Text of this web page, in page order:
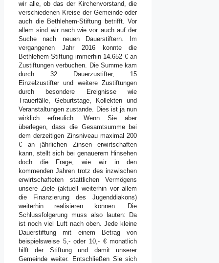
wir alle, ob das der Kirchenvorstand, die
verschiedenen Kreise der Gemeinde oder
auch die Bethlehem-Stiftung betrifft. Vor
allem sind wir nach wie vor auch auf der
Suche nach neuen Dauerstiftern. Im
vergangenen Jahr 2016 konnte die
Bethlehem-Stiftung immerhin 14.652 € an
Zustiftungen verbuchen. Die Summe kam
durch 32 Dauerzustifter, 15
Einzelzustifter und weitere Zustiftungen
durch besondere Ereignisse wie
Trauerfälle, Geburtstage, Kollekten und
Veranstaltungen zustande. Dies ist ja nun
wirklich erfreulich. Wenn Sie aber
überlegen, dass die Gesamtsumme bei
dem derzeitigen Zinsniveau maximal 200
€ an jährlichen Zinsen erwirtschaften
kann, stellt sich bei genauerem Hinsehen
doch die Frage, wie wir in den
kommenden Jahren trotz des inzwischen
erwirtschafteten stattlichen Vermögens
unsere Ziele (aktuell weiterhin vor allem
die Finanzierung des Jugenddiakons)
weiterhin realisieren können. Die
Schlussfolgerung muss also lauten: Da
ist noch viel Luft nach oben. Jede kleine
Dauerstiftung mit einem Betrag von
beispielsweise 5,- oder 10,- € monatlich
hilft der Stiftung und damit unserer
Gemeinde weiter. Entschließen Sie sich